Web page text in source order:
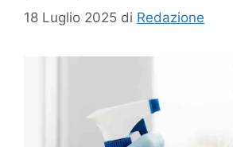
18 Luglio 2025 di Redazione